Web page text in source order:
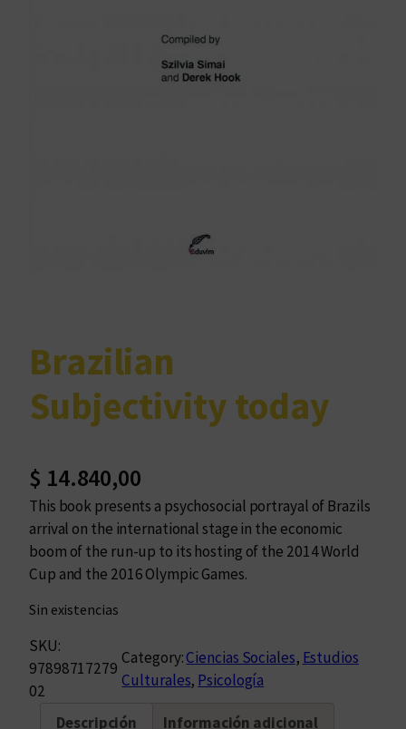
Brazilian
Subjectivity today
$ 14.840,00
This book presents a psychosocial portrayal of Brazils
arrival on the international stage in the economic
boom of the run-up to its hosting of the 2014 World
Cup and the 2016 Olympic Games.
Sin existencias
SKU:
97898717279
02
Category:Ciencias Sociales, Estudios
Culturales, Psicología
Descripción Información adicional